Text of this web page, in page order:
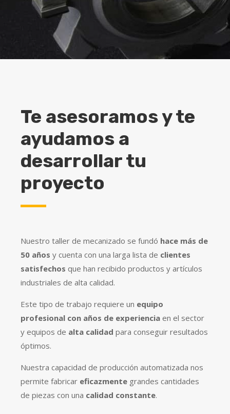
Te asesoramos y te
ayudamos a
desarrollar tu
proyecto
Nuestro taller de mecanizado se fundó hace más de
50 años y cuenta con una larga lista de clientes
satisfechos que han recibido productos y artículos
industriales de alta calidad.
Este tipo de trabajo requiere un equipo
profesional con años de experiencia en el sector
y equipos de alta calidad para conseguir resultados
óptimos.
Nuestra capacidad de producción automatizada nos
permite fabricar eficazmente grandes cantidades
de piezas con una calidad constante.